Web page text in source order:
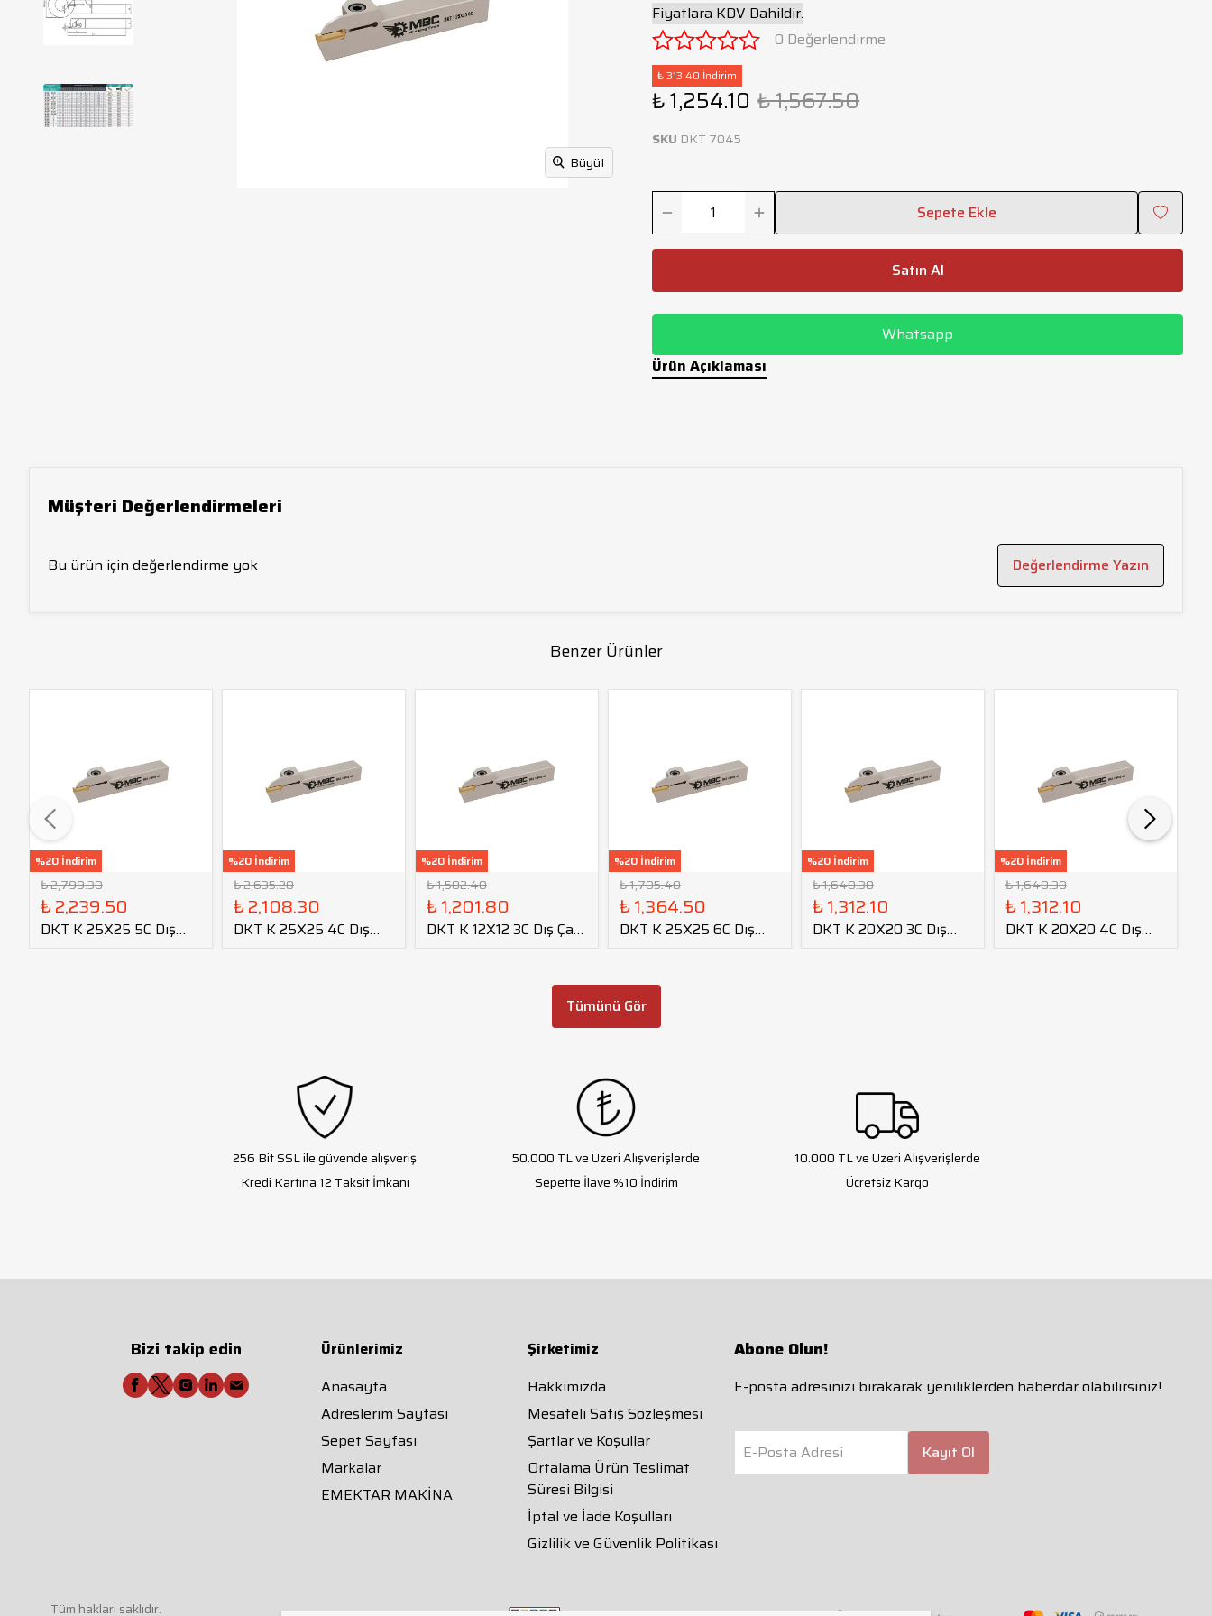
Büyüt
Fiyatlara KDV Dahildir.
0 Değerlendirme
₺ 313.40 İndirim
₺ 1,254.10 ₺ 1,567.50
SKU DKT 7045
Sepete Ekle
Satın Al
Whatsapp
Ürün Açıklaması
Müşteri Değerlendirmeleri
Bu ürün için değerlendirme yok Değerlendirme Yazın
Benzer Ürünler
%20 İndirim
₺ 2,799.30
₺ 2,239.50
DKT K 25X25 5C Dış
%20 İndirim
₺ 2,635.20
₺ 2,108.30
DKT K 25X25 4C Dış
%20 İndirim
₺ 1,502.40
₺ 1,201.80
DKT K 12X12 3C Dış Çap
%20 İndirim
₺ 1,705.40
₺ 1,364.50
DKT K 25X25 6C Dış
%20 İndirim
₺ 1,640.30
₺ 1,312.10
DKT K 20X20 3C Dış
%20 İndirim
₺ 1,640.30
₺ 1,312.10
DKT K 20X20 4C Dış
Tümünü Gör
256 Bit SSL ile güvende alışveriş
Kredi Kartına 12 Taksit İmkanı
50.000 TL ve Üzeri Alışverişlerde
Sepette İlave %10 İndirim
10.000 TL ve Üzeri Alışverişlerde
Ücretsiz Kargo
Bizi takip edin
Ürünlerimiz
Anasayfa
Adreslerim Sayfası
Sepet Sayfası
Markalar
EMEKTAR MAKİNA
Şirketimiz
Hakkımızda
Mesafeli Satış Sözleşmesi
Şartlar ve Koşullar
Ortalama Ürün Teslimat
Süresi Bilgisi
İptal ve İade Koşulları
Gizlilik ve Güvenlik Politikası
Abone Olun!
E-posta adresinizi bırakarak yeniliklerden haberdar olabilirsiniz!
E-Posta Adresi Kayıt Ol
Tüm hakları saklıdır.